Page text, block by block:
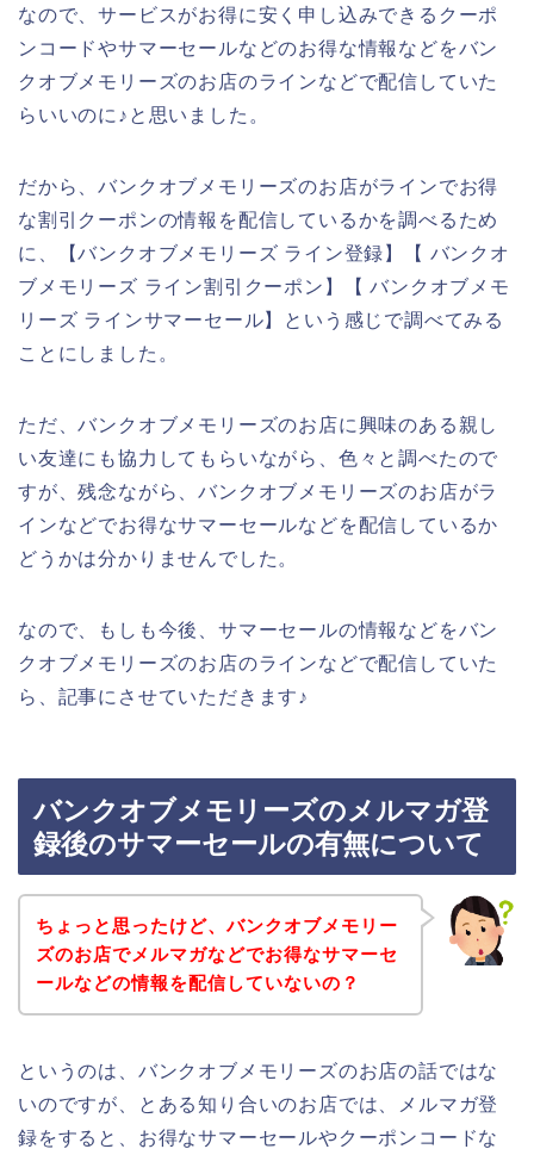
なので、サービスがお得に安く申し込みできるクーポ
ンコードやサマーセールなどのお得な情報などをバン
クオブメモリーズのお店のラインなどで配信していた
らいいのに♪と思いました。
だから、バンクオブメモリーズのお店がラインでお得
な割引クーポンの情報を配信しているかを調べるため
に、【バンクオブメモリーズ ライン登録】【 バンクオ
ブメモリーズ ライン割引クーポン】【 バンクオブメモ
リーズ ラインサマーセール】という感じで調べてみる
ことにしました。
ただ、バンクオブメモリーズのお店に興味のある親し
い友達にも協力してもらいながら、色々と調べたので
すが、残念ながら、バンクオブメモリーズのお店がラ
インなどでお得なサマーセールなどを配信しているか
どうかは分かりませんでした。
なので、もしも今後、サマーセールの情報などをバン
クオブメモリーズのお店のラインなどで配信していた
ら、記事にさせていただきます♪
バンクオブメモリーズのメルマガ登
録後のサマーセールの有無について
ちょっと思ったけど、バンクオブメモリー
ズのお店でメルマガなどでお得なサマーセ
ールなどの情報を配信していないの？
というのは、バンクオブメモリーズのお店の話ではな
いのですが、とある知り合いのお店では、メルマガ登
録をすると、お得なサマーセールやクーポンコードな